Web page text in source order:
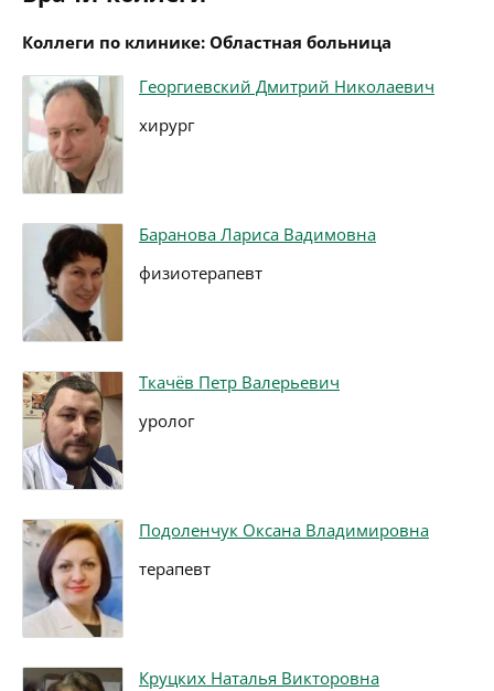
Коллеги по клинике: Областная больница
Георгиевский Дмитрий Николаевич
хирург
Баранова Лариса Вадимовна
физиотерапевт
Ткачёв Петр Валерьевич
уролог
Подоленчук Оксана Владимировна
терапевт
Круцких Наталья Викторовна